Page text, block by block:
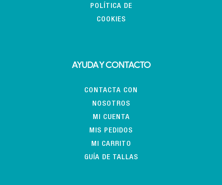
POLÍTICA DE
COOKIES
AYUDA Y CONTACTO
CONTACTA CON
NOSOTROS
MI CUENTA
MIS PEDIDOS
MI CARRITO
GUÍA DE TALLAS